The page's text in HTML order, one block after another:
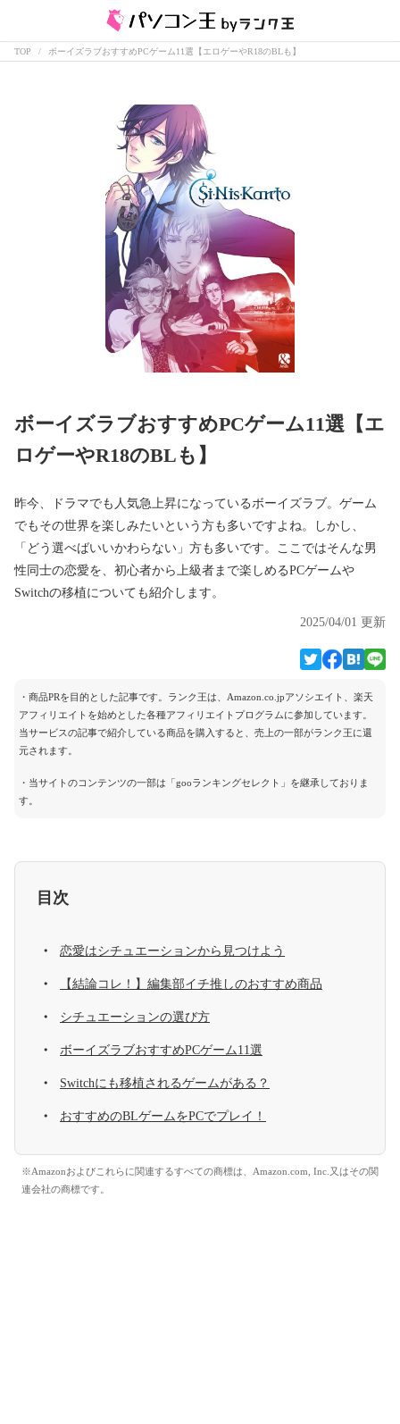
TOP ボーイズラブおすすめPCゲーム11選【エロゲーやR18のBLも】
ボーイズラブおすすめPCゲーム11選【エ
ロゲーやR18のBLも】
昨今、ドラマでも人気急上昇になっているボーイズラブ。ゲーム
でもその世界を楽しみたいという方も多いですよね。しかし、
「どう選べばいいかわらない」方も多いです。ここではそんな男
性同士の恋愛を、初心者から上級者まで楽しめるPCゲームや
Switchの移植についても紹介します。
2025/04/01 更新
・商品PRを目的とした記事です。ランク王は、Amazon.co.jpアソシエイト、楽天
アフィリエイトを始めとした各種アフィリエイトプログラムに参加しています。
当サービスの記事で紹介している商品を購入すると、売上の一部がランク王に還
元されます。
・当サイトのコンテンツの一部は「gooランキングセレクト」を継承しておりま
す。
目次
恋愛はシチュエーションから見つけよう
【結論コレ！】編集部イチ推しのおすすめ商品
シチュエーションの選び方
ボーイズラブおすすめPCゲーム11選
Switchにも移植されるゲームがある？
おすすめのBLゲームをPCでプレイ！
※Amazonおよびこれらに関連するすべての商標は、Amazon.com, Inc.又はその関
連会社の商標です。